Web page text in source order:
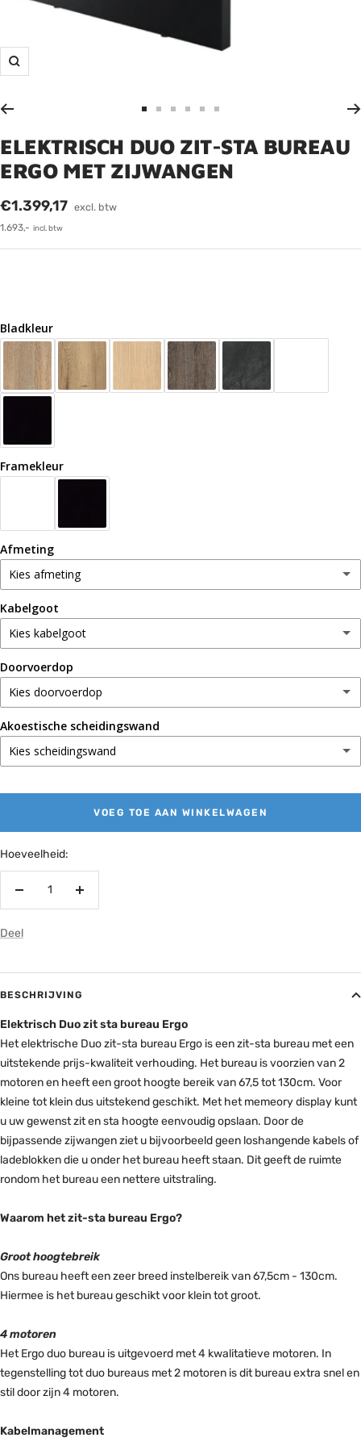
Zoom
naar
dia
1
naar
dia
2
naar
dia
3
naar
dia
4
naar
dia
5
naar
dia
6
ELEKTRISCH DUO ZIT-STA BUREAU
ERGO MET ZIJWANGEN
Verkoopprijs
€1.399,17 excl. btw
1.693,- incl. btw
Bladkleur
Framekleur
Afmeting
Kies afmeting
120x80cm
140x80cm (+ 36,-)
160x80cm (+ 61,-)
180x80cm
200x80cm (+ 175,-)
Kabelgoot
Kies kabelgoot
Geen kabelgoot
Met kabelgoot (+ 96,-)
Met kabelgoot en afwerkplaat (+ 139,-)
Doorvoerdop
Kies doorvoerdop
Geen doorvoerdop
Links achterin blad (+ 54,-)
Links en rechts achterin blad
Akoestische scheidingswand
Kies scheidingswand
VOEG TOE AAN WINKELWAGEN
Hoeveelheid:
Verminder
hoeveelheid
Verhoog
Deel
BESCHRIJVING
Elektrisch Duozit sta bureau Ergo
Het elektrische Duo zit-sta bureau Ergo is een zit-sta bureau met een
uitstekende prijs-kwaliteit verhouding. Het bureau is voorzien van 2
motoren en heeft een groot hoogte bereik van 67,5 tot 130cm. Voor
kleine tot klein dus uitstekend geschikt. Met het memeory display kunt
u uw gewenst zit en sta hoogte eenvoudig opslaan. Door de
bijpassende zijwangen ziet u bijvoorbeeld geen loshangende kabels of
ladeblokken die u onder het bureau heeft staan. Dit geeft de ruimte
rondom het bureau een nettere uitstraling.
Waarom het zit-sta bureau Ergo?
Groot hoogtebreik
Ons bureau heeft een zeer breed instelbereik van 67,5cm - 130cm.
Hiermee is het bureau geschikt voor klein tot groot.
4 motoren
Het Ergo duo bureau is uitgevoerd met 4 kwalitatieve motoren. In
tegenstelling tot duo bureaus met 2 motoren is dit bureau extra snel en
stil door zijn 4 motoren.
Kabelmanagement